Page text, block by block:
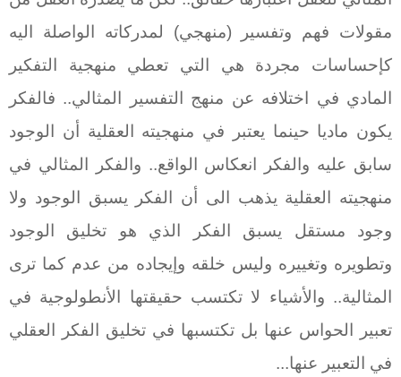
مقولات فهم وتفسير (منهجي) لمدركاته الواصلة اليه
كإحساسات مجردة هي التي تعطي منهجية التفكير
المادي في اختلافه عن منهج التفسير المثالي.. فالفكر
يكون ماديا حينما يعتبر في منهجيته العقلية أن الوجود
سابق عليه والفكر انعكاس الواقع.. والفكر المثالي في
منهجيته العقلية يذهب الى أن الفكر يسبق الوجود ولا
وجود مستقل يسبق الفكر الذي هو تخليق الوجود
وتطويره وتغييره وليس خلقه وإيجاده من عدم كما ترى
المثالية.. والأشياء لا تكتسب حقيقتها الأنطولوجية في
تعبير الحواس عنها بل تكتسبها في تخليق الفكر العقلي
في التعبير عنها...